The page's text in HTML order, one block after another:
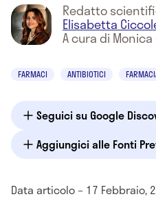
Redatto
Elisabetta
A cura di
FARMACI ANTIBIOTICI
Seguici su Google
Aggiungici alle Fonti
Data articolo – 17 Febbraio,